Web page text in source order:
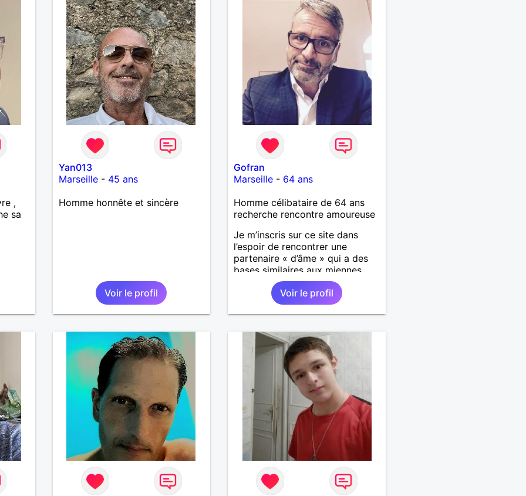
des
tu
,
sa
Yan013
Marseille- 45 ans
Homme honnête et sincère
Voir le profil
Gofran
Marseille - 64 ans
Homme célibataire de 64 ans
recherche rencontre amoureuse
Je m’inscris sur ce site dans
l’espoir de rencontrer une
partenaire « d’âme » qui a des
bases similaires aux miennes,
pour créer une relation basée
sur l’Amour, l’harmonie, la
complémentarité, la confiance,
tout en respectant le besoin
de chacun
Voir le profil